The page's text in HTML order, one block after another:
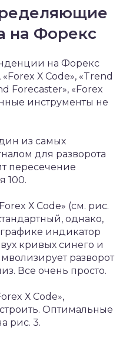
на Форекс
на Форекс
Х Code», «Trеnd
Forеcаster», «Fоrеx
инструменты не
из самых
для разворота
пересечение
100.
Х Code» (см. рис.
однако,
индикатор
кривых синего и
разворот
Все очень просто.
Х Code»,
Оптимальные
рис. 3.